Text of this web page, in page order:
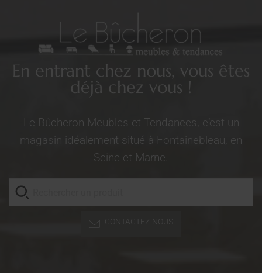
En entrant chez nous, vous êtes
déjà chez vous !
Le Bûcheron Meubles et Tendances, c’est un
magasin idéalement situé à Fontainebleau, en
Seine-et-Marne.
CONTACTEZ-NOUS